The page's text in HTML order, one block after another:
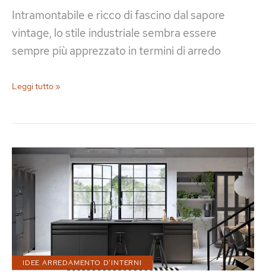
Intramontabile e ricco di fascino dal sapore
vintage, lo stile industriale sembra essere
sempre più apprezzato in termini di arredo
35
per
una
Camera
Da
Letto
Industriale
Leggi tutto »
IDEE ARREDAMENTO D'INTERNI